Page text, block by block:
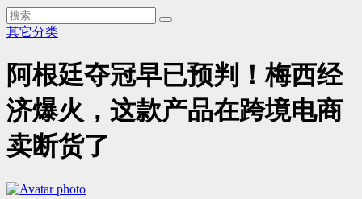
其它分类
阿根廷夺冠早已预判！梅西经
济爆火，这款产品在跨境电商
卖断货了